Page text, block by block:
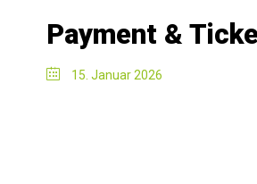
Payment &
15. Januar 2026